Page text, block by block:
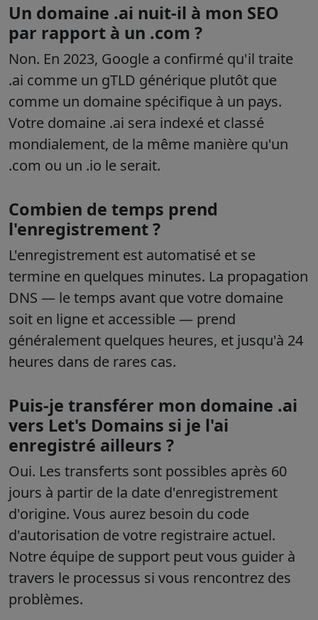
Un domaine .ai nuit-il à mon SEO
par rapport à un .com ?
Non. En 2023, Google a confirmé qu'il traite
.ai comme un gTLD générique plutôt que
comme un domaine spécifique à un pays.
Votre domaine .ai sera indexé et classé
mondialement, de la même manière qu'un
.com ou un .io le serait.
Combien de temps prend
l'enregistrement ?
L'enregistrement est automatisé et se
termine en quelques minutes. La propagation
DNS — le temps avant que votre domaine
soit en ligne et accessible — prend
généralement quelques heures, et jusqu'à 24
heures dans de rares cas.
Puis-je transférer mon domaine .ai
vers Let's Domains si je l'ai
enregistré ailleurs ?
Oui. Les transferts sont possibles après 60
jours à partir de la date d'enregistrement
d'origine. Vous aurez besoin du code
d'autorisation de votre registraire actuel.
Notre équipe de support peut vous guider à
travers le processus si vous rencontrez des
problèmes.